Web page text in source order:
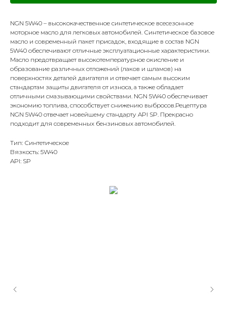
NGN 5W40 – высококачественное синтетическое всесезонное
моторное масло для легковых автомобилей. Синтетическое базовое
масло и современный пакет присадок, входящие в состав NGN
5W40 обеспечивают отличные эксплуатационные характеристики.
Масло предотвращает высокотемпературное окисление и
образование различных отложений (лаков и шламов) на
поверхностях деталей двигателя и отвечает самым высоким
стандартам защиты двигателя от износа, а также обладает
отличными смазывающими свойствами. NGN 5W40 обеспечивает
экономию топлива, способствует снижению выбросов.Рецептура
NGN 5W40 отвечает новейшему стандарту API SP. Прекрасно
подходит для современных бензиновых автомобилей.
Тип: Синтетическое
Вязкость: 5W40
API: SP